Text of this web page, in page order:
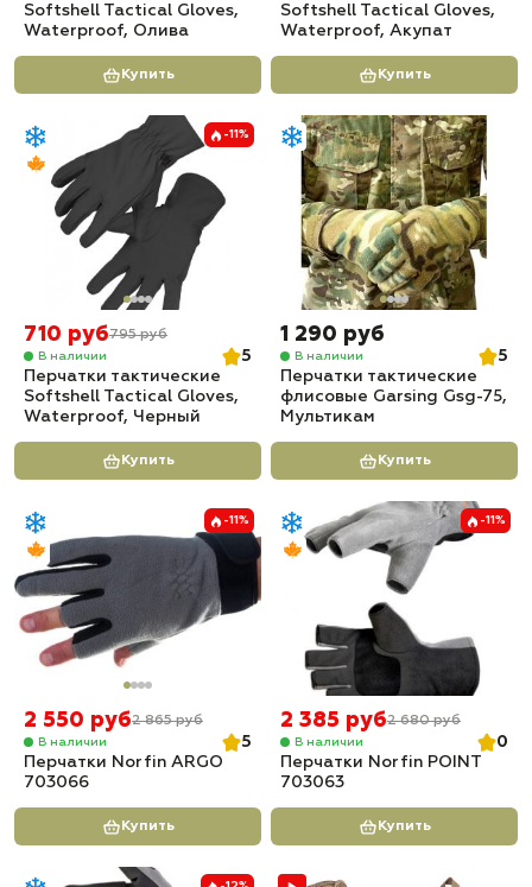
Softshell Tactical Gloves,
Waterproof, Олива
Купить
Softshell Tactical Gloves,
Waterproof, Акупат
Купить
-11%
710 руб795 руб
В наличии
5
Перчатки тактические
Softshell Tactical Gloves,
Waterproof, Черный
Купить
1 290 руб
В наличии
5
Перчатки тактические
флисовые Garsing Gsg-75,
Мультикам
Купить
-11%
2 550 руб2 865 руб
В наличии
5
Перчатки Norfin ARGO
703066
Купить
-11%
2 385 руб2 680 руб
В наличии
0
Перчатки Norfin POINT
703063
Купить